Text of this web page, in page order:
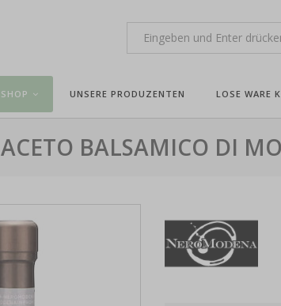
SHOP UNSERE PRODUZENTEN LOSE WARE
ACETO BALSAMICO DI